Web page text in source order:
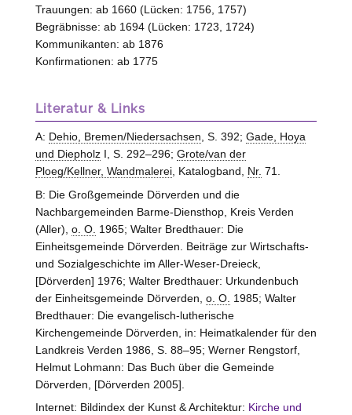
Trauungen: ab 1660 (Lücken: 1756, 1757)
Begräbnisse: ab 1694 (Lücken: 1723, 1724)
Kommunikanten: ab 1876
Konfirmationen: ab 1775
Literatur & Links
A: Dehio, Bremen/Niedersachsen, S. 392; Gade, Hoya
und DiepholzI, S. 292–296; Grote/van der
Ploeg/Kellner, Wandmalerei, Katalogband, Nr. 71.
B: Die Großgemeinde Dörverden und die
Nachbargemeinden Barme-Diensthop, Kreis Verden
(Aller), o. O. 1965; Walter Bredthauer: Die
Einheitsgemeinde Dörverden. Beiträge zur Wirtschafts-
und Sozialgeschichte im Aller-Weser-Dreieck,
[Dörverden] 1976; Walter Bredthauer: Urkundenbuch
der Einheitsgemeinde Dörverden, o. O. 1985; Walter
Bredthauer: Die evangelisch-lutherische
Kirchengemeinde Dörverden, in: Heimatkalender für den
Landkreis Verden 1986, S. 88–95; Werner Rengstorf,
Helmut Lohmann: Das Buch über die Gemeinde
Dörverden, [Dörverden 2005].
Internet: Bildindex der Kunst & Architektur: Kirche und